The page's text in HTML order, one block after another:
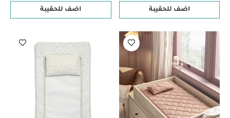
اضف للحقيبة اضف للحقيبة